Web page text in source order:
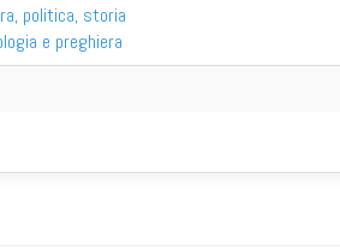
politica, storia
e preghiera